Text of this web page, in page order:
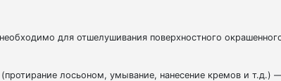
для отшелушивания поверхностного
лосьоном, умывание, нанесение кремов и т.д.)